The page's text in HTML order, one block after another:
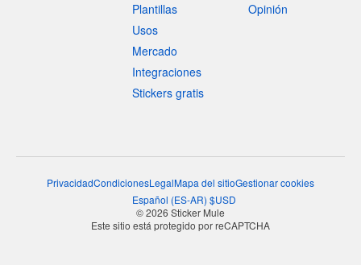
Plantillas
Usos
Mercado
Integraciones
Stickers gratis
Opinión
PrivacidadCondicionesLegalMapa del sitioGestionar cookies
Español (ES-AR) $USD
© 2026 Sticker Mule
Este sitio está protegido por reCAPTCHA